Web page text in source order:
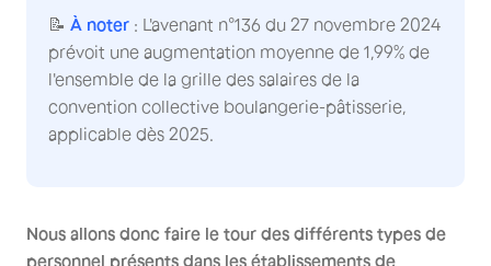
📝 À noter : L'avenant n°136 du 27 novembre 2024
prévoit une augmentation moyenne de 1,99% de
l'ensemble de la grille des salaires de la
convention collective boulangerie-pâtisserie,
applicable dès 2025.
Nous allons donc faire le tour des différents types de
personnel présents dans les établissements de